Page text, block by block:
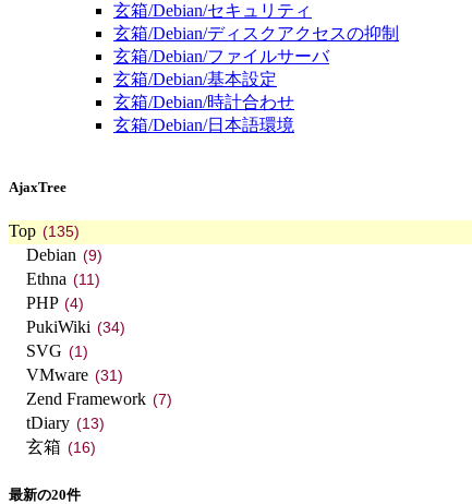
玄箱/Debian/セキュリティ
玄箱/Debian/ディスクアクセスの抑制
玄箱/Debian/ファイルサーバ
玄箱/Debian/基本設定
玄箱/Debian/時計合わせ
玄箱/Debian/日本語環境
AjaxTree
Top (135)
Debian (9)
Ethna (11)
PHP (4)
PukiWiki (34)
SVG (1)
VMware (31)
Zend Framework (7)
tDiary (13)
玄箱 (16)
最新の20件